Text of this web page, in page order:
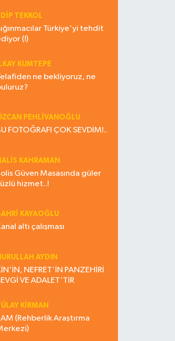
TEKKOL
Türkiye'yi tehdit
(!)
İLKAY KUMTEPE
ne bekliyoruz, ne
PEHLİVANOĞLU
FOTOĞRAFI ÇOK SEVDİM!..
KAHRAMAN
Güven Masasında güler
hizmet..!
KAYAOĞLU
altı çalışması
AYDIN
NEFRET'İN PANZEHİRİ
VE ADALET'TİR
KİRMAN
Araştırma